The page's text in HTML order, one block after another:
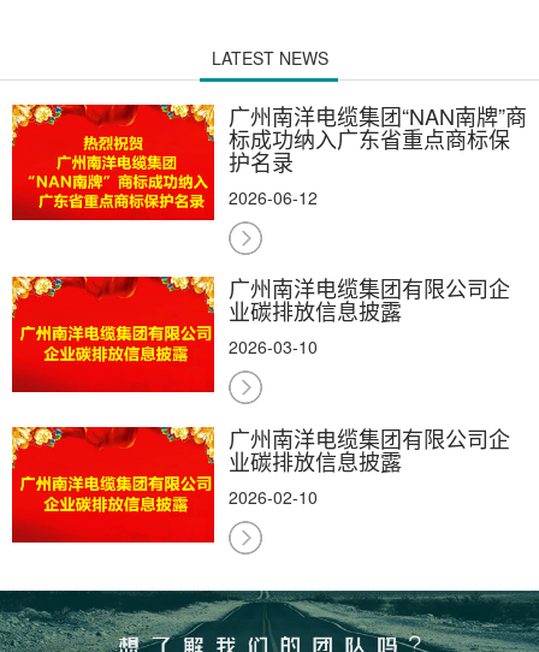
LATEST NEWS
广州南洋电缆集团“NAN南牌”商
标成功纳入广东省重点商标保
护名录
2026-06-12
广州南洋电缆集团有限公司企
业碳排放信息披露
2026-03-10
广州南洋电缆集团有限公司企
业碳排放信息披露
2026-02-10